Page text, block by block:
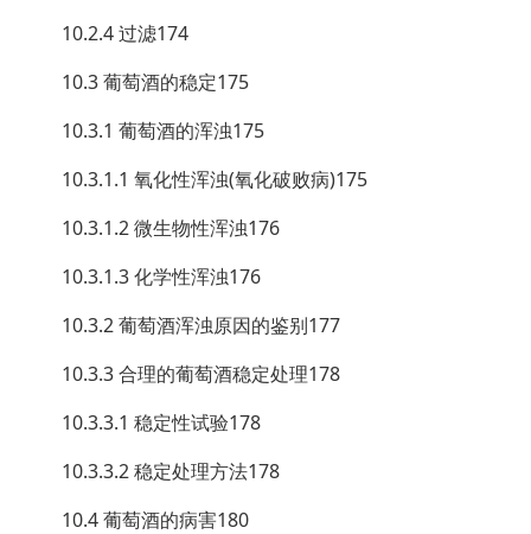
10.2.4 过滤174
10.3 葡萄酒的稳定175
10.3.1 葡萄酒的浑浊175
10.3.1.1 氧化性浑浊(氧化破败病)175
10.3.1.2 微生物性浑浊176
10.3.1.3 化学性浑浊176
10.3.2 葡萄酒浑浊原因的鉴别177
10.3.3 合理的葡萄酒稳定处理178
10.3.3.1 稳定性试验178
10.3.3.2 稳定处理方法178
10.4 葡萄酒的病害180